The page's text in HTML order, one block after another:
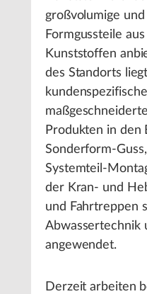
großvolumige
Formgussteile
Kunststoffen
des Standorts
Produkten in den
Sonderform-
Systemteil-
der Kran- und
und Fahrtreppen
Abwassertechnik
angewendet.
Derzeit arbeiten